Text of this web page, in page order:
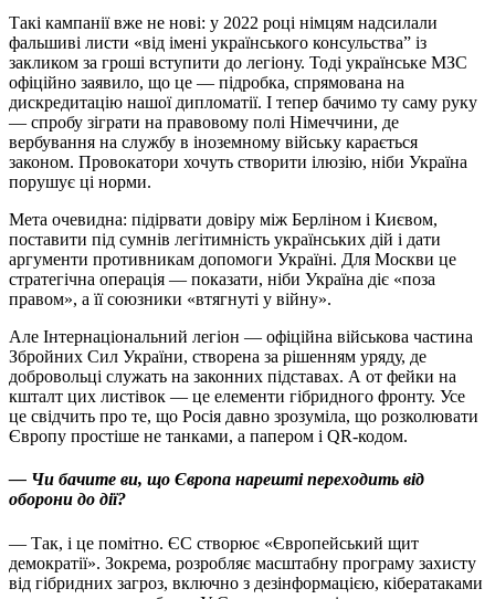
Такі кампанії вже не нові: у 2022 році німцям надсилали
фальшиві листи «від імені українського консульства” із
закликом за гроші вступити до легіону. Тоді українське МЗС
офіційно заявило, що це — підробка, спрямована на
дискредитацію нашої дипломатії. І тепер бачимо ту саму руку
— спробу зіграти на правовому полі Німеччини, де
вербування на службу в іноземному війську карається
законом. Провокатори хочуть створити ілюзію, ніби Україна
порушує ці норми.
Мета очевидна: підірвати довіру між Берліном і Києвом,
поставити під сумнів легітимність українських дій і дати
аргументи противникам допомоги Україні. Для Москви це
стратегічна операція — показати, ніби Україна діє «поза
правом», а її союзники «втягнуті у війну».
Але Інтернаціональний легіон — офіційна військова частина
Збройних Сил України, створена за рішенням уряду, де
добровольці служать на законних підставах. А от фейки на
кшталт цих листівок — це елементи гібридного фронту. Усе
це свідчить про те, що Росія давно зрозуміла, що розколювати
Європу простіше не танками, а папером і QR-кодом.
— Чи бачите ви, що Європа нарешті переходить від
оборони до дії?
— Так, і це помітно. ЄС створює «Європейський щит
демократії». Зокрема, розробляє масштабну програму захисту
від гібридних загроз, включно з дезінформацією, кібератаками